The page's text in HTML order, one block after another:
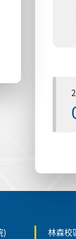
) 林森校